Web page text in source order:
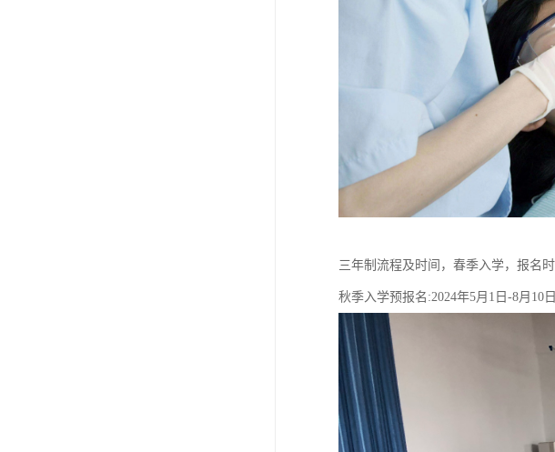
三年制流程及时间，春季入学，报名
秋季入学预报名:2024年5月1日-8月10